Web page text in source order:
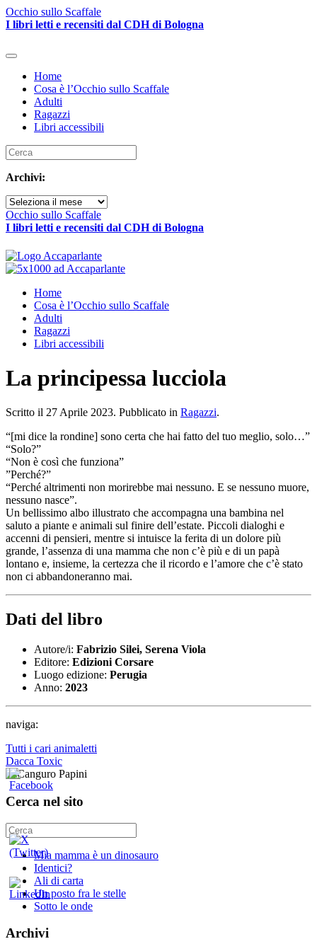
Skip to main content
Occhio sullo Scaffale
I libri letti e recensiti dal CDH di Bologna
Home
Cosa è l’Occhio sullo Scaffale
Adulti
Ragazzi
Libri accessibili
Archivi:
Archivi
Occhio sullo Scaffale
I libri letti e recensiti dal CDH di Bologna
Home
Cosa è l’Occhio sullo Scaffale
Adulti
Ragazzi
Libri accessibili
La principessa lucciola
Scritto il 27 Aprile 2023. Pubblicato in Ragazzi.
“[mi dice la rondine] sono certa che hai fatto del tuo meglio, solo…”
“Solo?”
“Non è così che funziona”
”Perché?”
“Perché altrimenti non morirebbe mai nessuno. E se nessuno muore,
nessuno nasce”.
Un bellissimo albo illustrato che accompagna una bambina nel
saluto a piante e animali sul finire dell’estate. Piccoli dialoghi e
accenni di pensieri, mentre si intuisce la ferita di un dolore più
grande, l’assenza di una mamma che non c’è più e di un papà
lontano e, insieme, la certezza che il ricordo e l’amore che c’è stato
non ci abbandoneranno mai.
Dati del libro
Autore/i: Fabrizio Silei, Serena Viola
Editore: Edizioni Corsare
Luogo edizione: Perugia
Anno: 2023
naviga:
Tutti i cari animaletti
Dacca Toxic
Cerca nel sito
Mia mamma è un dinosauro
Identici?
Ali di carta
Un posto fra le stelle
Sotto le onde
Archivi